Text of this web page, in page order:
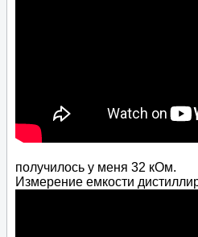
получилось у меня 32 кОм.
Измерение емкости